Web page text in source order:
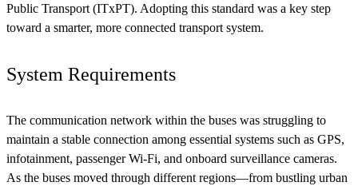
Public Transport (ITxPT). Adopting this standard was a key step
toward a smarter, more connected transport system.
System Requirements
The communication network within the buses was struggling to
maintain a stable connection among essential systems such as GPS,
infotainment, passenger Wi-Fi, and onboard surveillance cameras.
As the buses moved through different regions—from bustling urban